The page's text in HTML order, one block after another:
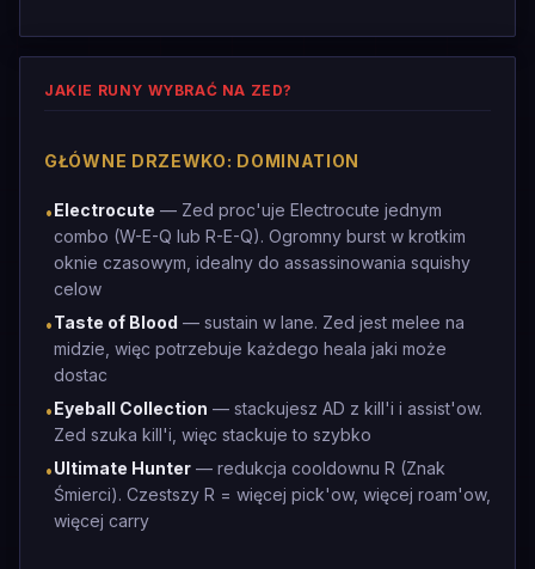
JAKIE RUNY WYBRAĆ NA ZED?
GŁÓWNE DRZEWKO: DOMINATION
•Electrocute — Zed proc'uje Electrocute jednym
combo (W-E-Q lub R-E-Q). Ogromny burst w krotkim
oknie czasowym, idealny do assassinowania squishy
celow
•Taste of Blood — sustain w lane. Zed jest melee na
midzie, więc potrzebuje każdego heala jaki może
dostac
•Eyeball Collection — stackujesz AD z kill'i i assist'ow.
Zed szuka kill'i, więc stackuje to szybko
•Ultimate Hunter — redukcja cooldownu R (Znak
Śmierci). Czestszy R = więcej pick'ow, więcej roam'ow,
więcej carry